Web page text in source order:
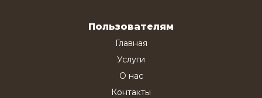
Пользователям
Главная
Услуги
О нас
Контакты